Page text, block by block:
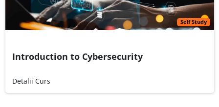
Self Study
Introduction to Cybersecurity
Detalii Curs